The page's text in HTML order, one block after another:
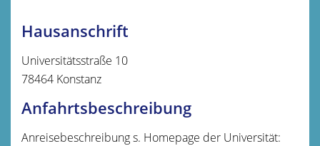
Hausanschrift
Universitätsstraße 10
78464 Konstanz
Anfahrtsbeschreibung
Anreisebeschreibung s. Homepage der Universität: